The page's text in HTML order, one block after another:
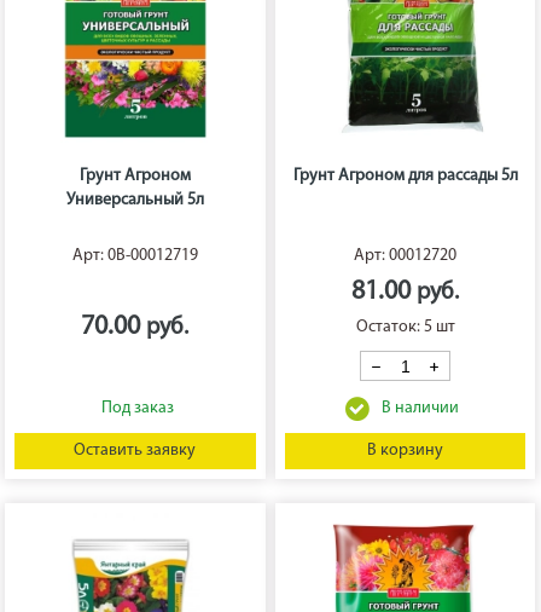
Грунт Агроном
Универсальный 5л
Арт: 0В-00012719
70.00
Оставить заявку
Грунт Агроном для рассады 5л
Арт: 00012720
81.00
Остаток: 5 шт
В корзину